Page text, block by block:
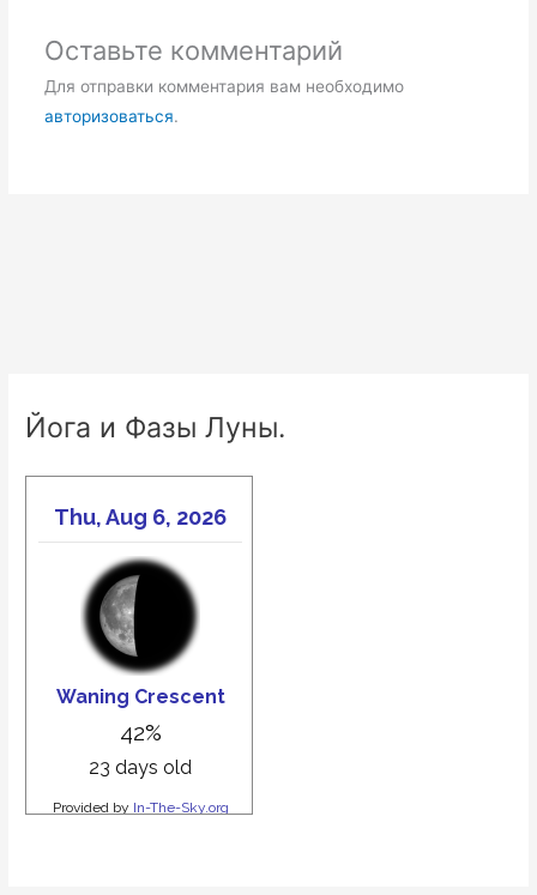
Оставьте комментарий
Для отправки комментария вам необходимо
авторизоваться.
Йога и Фазы Луны.